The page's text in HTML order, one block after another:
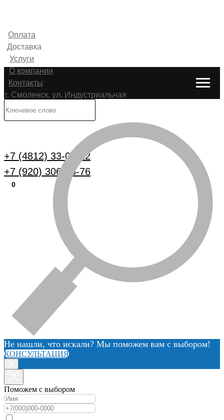
Оплата
Доставка
Услуги
О компании
Контакты
г. Смоленск, ул. Индустриальная
+7 (4812) 33-00-22
+7 (920) 306-25-76
0
Не нашли, что искали? Мы поможем вам с выбором!
КОНСУЛЬТАЦИЯ
Поможем с выбором